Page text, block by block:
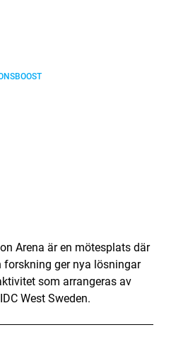
Arena är en mötesplats där
ger nya lösningar
som arrangeras av
West Sweden.